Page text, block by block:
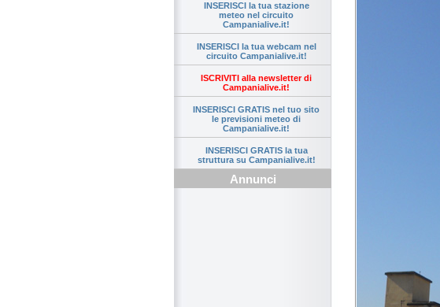
INSERISCI la tua stazione
meteo nel circuito
Campanialive.it!
INSERISCI la tua webcam nel
circuito Campanialive.it!
ISCRIVITI alla newsletter di
Campanialive.it!
INSERISCI GRATIS nel tuo sito
le previsioni meteo di
Campanialive.it!
INSERISCI GRATIS la tua
struttura su Campanialive.it!
Annunci